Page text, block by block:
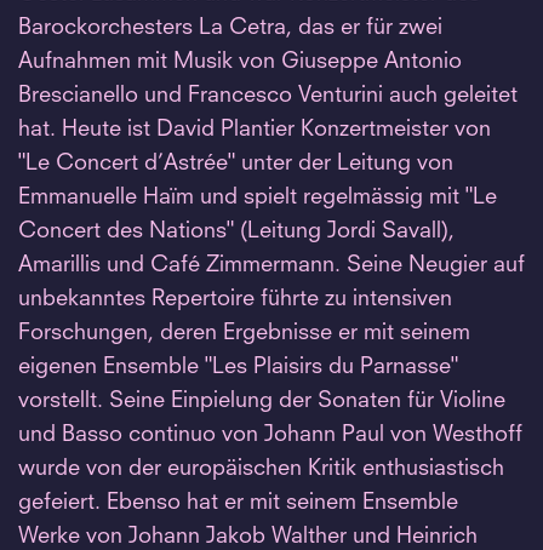
Barockorchesters La Cetra, das er für zwei
Aufnahmen mit Musik von Giuseppe Antonio
Brescianello und Francesco Venturini auch geleitet
hat. Heute ist David Plantier Konzertmeister von
"Le Concert d’Astrée" unter der Leitung von
Emmanuelle Haïm und spielt regelmässig mit "Le
Concert des Nations" (Leitung Jordi Savall),
Amarillis und Café Zimmermann. Seine Neugier auf
unbekanntes Repertoire führte zu intensiven
Forschungen, deren Ergebnisse er mit seinem
eigenen Ensemble "Les Plaisirs du Parnasse"
vorstellt. Seine Einpielung der Sonaten für Violine
und Basso continuo von Johann Paul von Westhoff
wurde von der europäischen Kritik enthusiastisch
gefeiert. Ebenso hat er mit seinem Ensemble
Werke von Johann Jakob Walther und Heinrich